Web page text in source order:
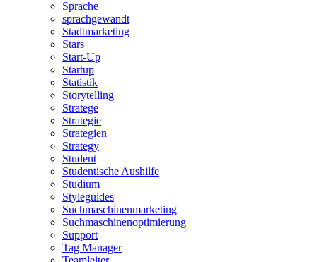
Sprache
sprachgewandt
Stadtmarketing
Stars
Start-Up
Startup
Statistik
Storytelling
Stratege
Strategie
Strategien
Strategy
Student
Studentische Aushilfe
Studium
Styleguides
Suchmaschinenmarketing
Suchmaschinenoptimierung
Support
Tag Manager